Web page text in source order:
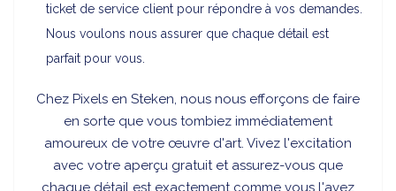
ticket de service client pour répondre à vos demandes.
Nous voulons nous assurer que chaque détail est
parfait pour vous.
Chez Pixels en Steken, nous nous efforçons de faire
en sorte que vous tombiez immédiatement
amoureux de votre œuvre d'art. Vivez l'excitation
avec votre aperçu gratuit et assurez-vous que
chaque détail est exactement comme vous l'avez